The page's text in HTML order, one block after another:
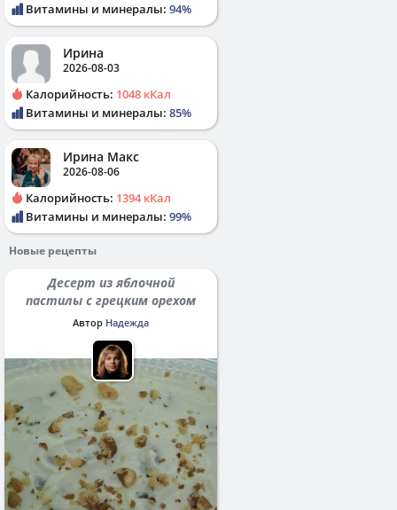
Витамины и минералы: 94%
Ирина
2026-08-03
Калорийность: 1048 кКал
Витамины и минералы: 85%
Ирина Макс
2026-08-06
Калорийность: 1394 кКал
Витамины и минералы: 99%
Новые рецепты
Десерт из яблочной
пастилы с грецким орехом
Автор Надежда